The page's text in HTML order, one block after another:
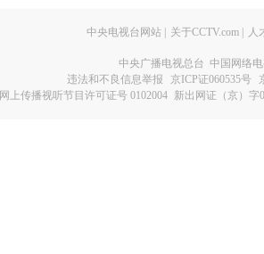
中央电视台网站 关于CCTV.com 人
中央广播电视总台 中国网络
违法和不良信息举报
京ICP证060535号
网上传播视听节目许可证号 0102004 新出网证（京）